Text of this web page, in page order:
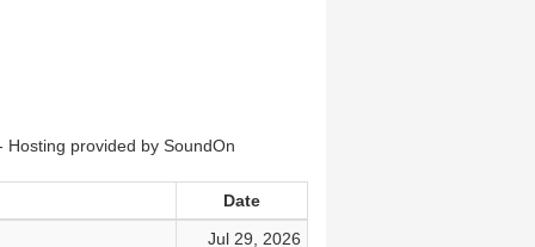
Hosting provided by SoundOn
Date
Jul 29, 2026